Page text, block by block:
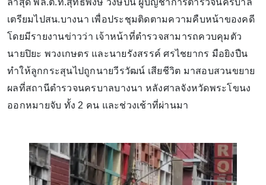
ล่าสุด พล.ต.ท.สุทธิพงษ์ วงษ์ปิ่น ผู้บัญชาการตำรวจนครบาล
เตรียมไปสน.บางนา เพื่อประชุมติดตามความคืบหน้าของคดี
โดยมีรายงานข่าวว่า เจ้าหน้าที่ตำรวจสามารถควบคุมตัว
นายปิยะ พวงเกษตร และนายรังสรรค์ ศรไชยากร มือยิงปืน
ทำให้ลูกกระสุนไปถูกนายวีรวัฒน์ เสียชีวิต มาสอบสวนขยาย
ผลที่สถานีตำรวจนครบาลบางนา หลังศาลจังหวัดพระโขนง
ออกหมายจับ ทั้ง 2 คน และช่วงเช้าที่ผ่านมา